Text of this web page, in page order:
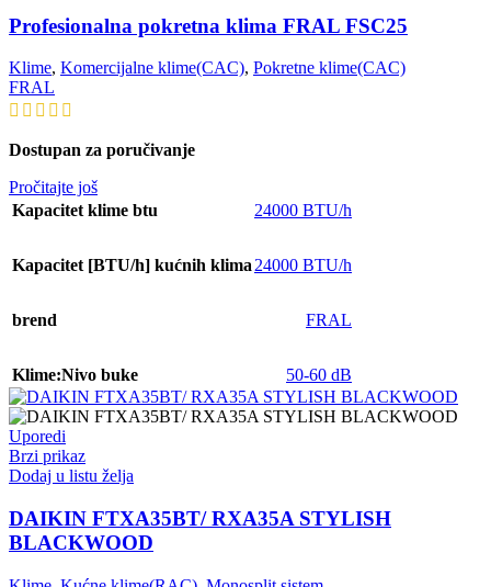
Profesionalna pokretna klima FRAL FSC25
Klime, Komercijalne klime(CAC), Pokretne klime(CAC)
FRAL
Dostupan za poručivanje
Pročitajte još
Kapacitet klime btu
24000 BTU/h
Kapacitet [BTU/h] kućnih klima 24000 BTU/h
brend FRAL
Klime:Nivo buke 50-60 dB
Uporedi
Brzi prikaz
Dodaj u listu želja
DAIKIN FTXA35BT/ RXA35A STYLISH
BLACKWOOD